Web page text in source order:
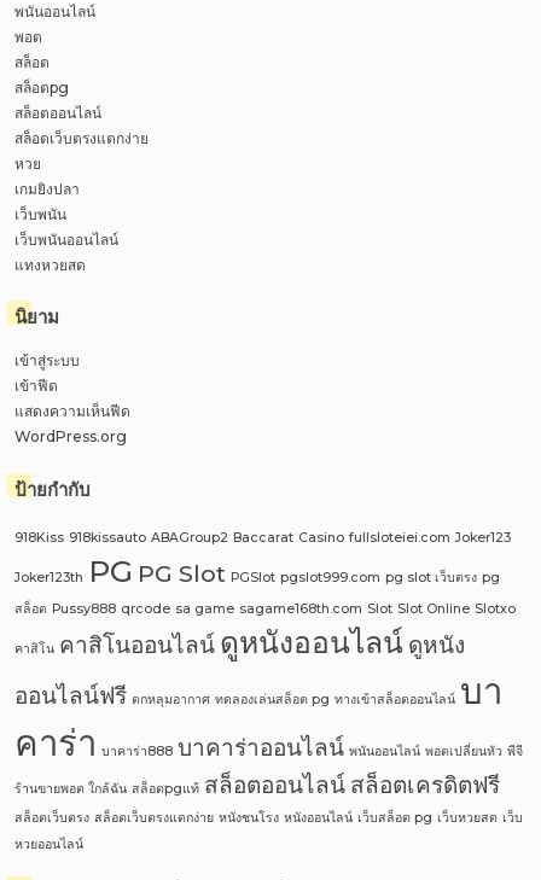
พนันออนไลน์
พอต
สล็อต
สล็อตpg
สล็อตออนไลน์
สล็อตเว็บตรงแตกง่าย
หวย
เกมยิงปลา
เว็บพนัน
เว็บพนันออนไลน์
แทงหวยสด
นิยาม
เข้าสู่ระบบ
เข้าฟีด
แสดงความเห็นฟีด
WordPress.org
ป้ายกำกับ
918Kiss 918kissauto ABAGroup2 Baccarat Casino fullsloteiei.com Joker123
Joker123th PG PG Slot PGSlot pgslot999.com pg slot เว็บตรง pg
สล็อต Pussy888 qrcode sa game sagame168th.com Slot Slot Online Slotxo
คาสิโน คาสิโนออนไลน์ ดูหนังออนไลน์ ดูหนัง
ออนไลน์ฟรี ตกหลุมอากาศ ทดลองเล่นสล็อต pg ทางเข้าสล็อตออนไลน์ บา
คาร่า บาคาร่า888 บาคาร่าออนไลน์ พนันออนไลน์ พอตเปลี่ยนหัว พีจี
ร้านขายพอต ใกล้ฉัน สล็อตpgแท้ สล็อตออนไลน์ สล็อตเครดิตฟรี
สล็อตเว็บตรง สล็อตเว็บตรงแตกง่าย หนังชนโรง หนังออนไลน์ เว็บสล็อต pg เว็บหวยสด เว็บ
หวยออนไลน์